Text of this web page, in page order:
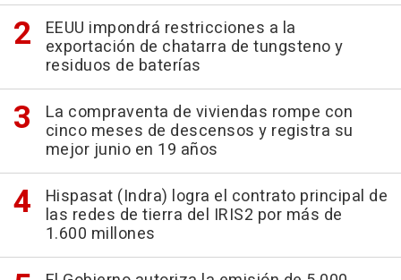
EEUU impondrá restricciones a la
exportación de chatarra de tungsteno y
residuos de baterías
La compraventa de viviendas rompe con
cinco meses de descensos y registra su
mejor junio en 19 años
Hispasat (Indra) logra el contrato principal de
las redes de tierra del IRIS2 por más de
1.600 millones